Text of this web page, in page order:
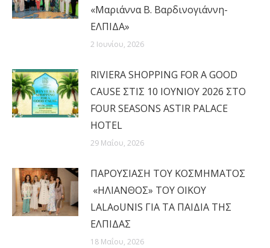
«Μαριάννα Β. Βαρδινογιάννη-
ΕΛΠΙΔΑ»
2 Ιουνίου, 2026
RIVIERA SHOPPING FOR A GOOD
CAUSE ΣΤΙΣ 10 ΙΟΥΝΙΟΥ 2026 ΣΤΟ
FOUR SEASONS ASTIR PALACE
HOTEL
29 Μαΐου, 2026
ΠΑΡΟΥΣΙΑΣΗ ΤΟΥ ΚΟΣΜΗΜΑΤΟΣ
«ΗΛΙΑΝΘΟΣ» ΤΟΥ ΟΙΚΟΥ
LALAoUNIS ΓΙΑ ΤΑ ΠΑΙΔΙΑ ΤΗΣ
ΕΛΠΙΔΑΣ
18 Μαΐου, 2026